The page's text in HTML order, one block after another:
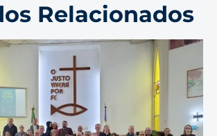
Relacionados